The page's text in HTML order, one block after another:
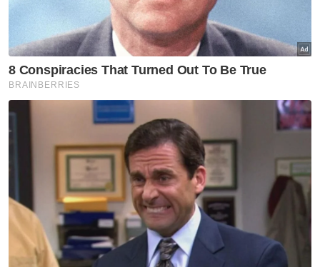
tanah runtuh
Muat turun aplikasi Sinar Harian.Klik di sini!
Tanah Runtuh
Laungan
Minta Tolong